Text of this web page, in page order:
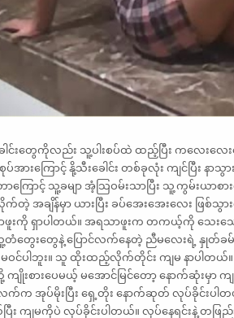
ါင်းတွေကိုလည်း သူ့ပါးစပ်ထဲ ထည့်ပြီး ကလေးလ
အားကြောင့် နို့သီးခေါင်း တစ်ခုလုံး ကျင်ပြီး န
ာကြောင့် သူ့ခမျာ အံ့သြဝမ်းသာပြီး သူ့ကွမ်းယာ
အချိန်မှာ ယားပြီး ခပ်အေးအေးလေး ဖြစ်သွ
းကို ရှာပါတယ်။ အရသာဖူးက တကယ့်ကို သေးသေ
တံတွေးတွေနဲ့ ပြောင်လက်နေတဲ့ ညီမလေးရဲ့ နှုတ်
ဝင်ပါဘူး။ သူ ထိုးထည့်လိုက်တိုင်း ကျမ နာပါတယ်
ျိုးစားပေမယ့် မအောင်မြင်တော့ နောက်ဆုံးမှ
က အုပ်မိုးပြီး ရှေ့တိုး နောက်ဆုတ် လုပ်ခိုင်းပ
း ကျမကိုပဲ လုပ်ခိုင်းပါတယ်။ လုပ်နေရင်းနဲ့ တဖြ